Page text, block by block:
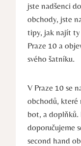
jste nadšenci
obchody, jste
tipy, jak najít ty
Praze 10 a
svého šatníku.
V Praze 10 se
obchodů, které
bot, a doplňků.
doporučujeme
second hand